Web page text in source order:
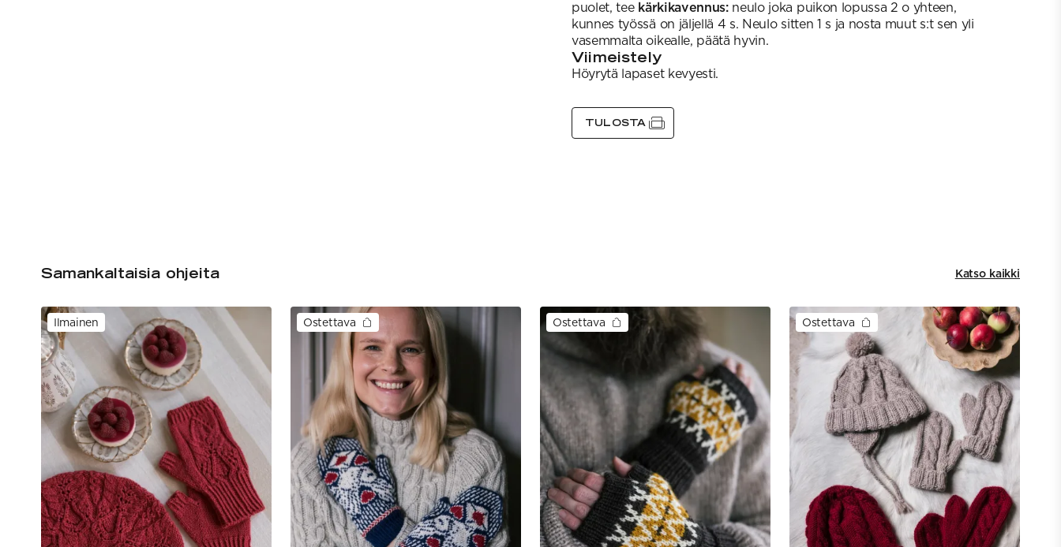
puolet, tee kärkikavennus: neulo joka puikon lopussa 2 o yhteen,
kunnes työssä on jäljellä 4 s. Neulo sitten 1 s ja nosta muut s:t sen yli
vasemmalta oikealle, päätä hyvin.
Viimeistely
Höyrytä lapaset kevyesti.
TULOSTA
Samankaltaisia ohjeita Katso kaikki
Ilmainen Ostettava Ostettava Ostettava